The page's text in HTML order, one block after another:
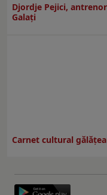
Djordje Pejici,
Galați
Carnet cultural